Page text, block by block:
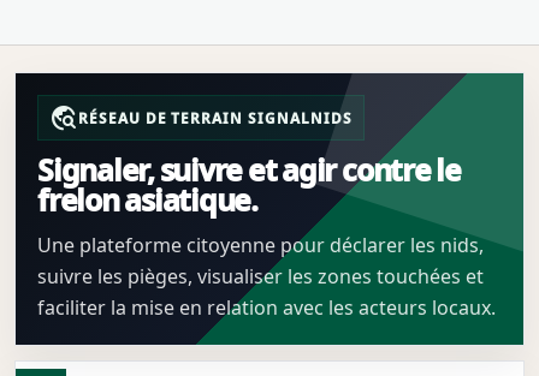
travel_exploreRÉSEAU DE TERRAIN SIGNALNIDS
Signaler, suivre et agir contre le
frelon asiatique.
Une plateforme citoyenne pour déclarer les nids,
suivre les pièges, visualiser les zones touchées et
faciliter la mise en relation avec les acteurs locaux.